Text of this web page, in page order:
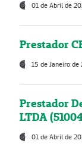
01 de Abril de
Prestador
15 de Janeiro de
Prestador
LTDA
01 de Abril de